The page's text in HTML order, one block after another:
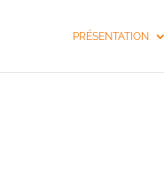
PRÉSENTATION